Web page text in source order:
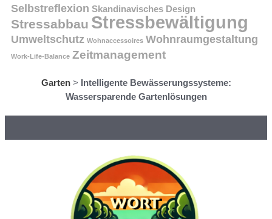
Selbstreflexion Skandinavisches Design
Stressabbau Stressbewältigung
Umweltschutz Wohnaccessoires Wohnraumgestaltung
Work-Life-Balance Zeitmanagement
Garten> Intelligente Bewässerungssysteme:
Wassersparende Gartenlösungen